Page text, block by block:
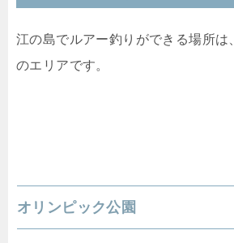
江の島でルアー釣りができる場所は
のエリアです。
オリンピック公園